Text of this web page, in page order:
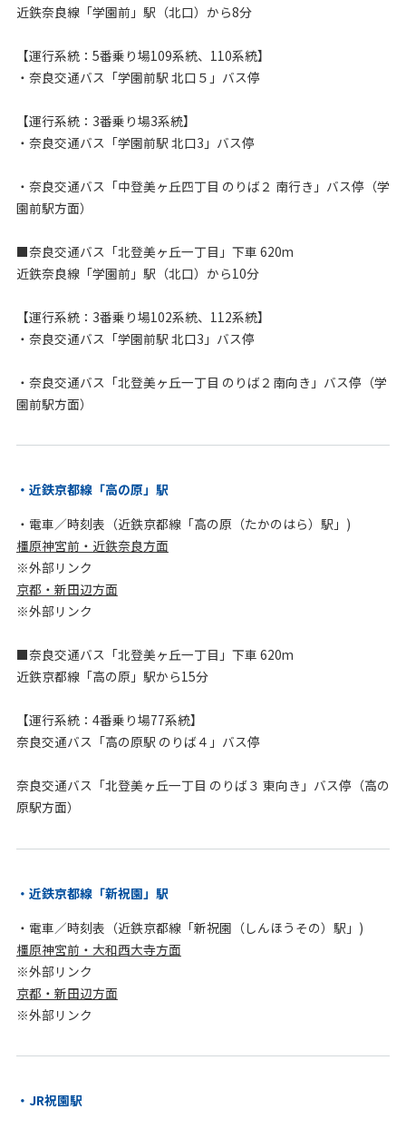
近鉄奈良線「学園前」駅（北口）から8分
【運行系統：5番乗り場109系統、110系統】
・奈良交通バス「学園前駅 北口５」バス停
【運行系統：3番乗り場3系統】
・奈良交通バス「学園前駅 北口3」バス停
・奈良交通バス「中登美ヶ丘四丁目 のりば２ 南行き」バス停（学
園前駅方面）
■奈良交通バス「北登美ヶ丘一丁目」下車 620m
近鉄奈良線「学園前」駅（北口）から10分
【運行系統：3番乗り場102系統、112系統】
・奈良交通バス「学園前駅 北口3」バス停
・奈良交通バス「北登美ヶ丘一丁目 のりば２南向き」バス停（学
園前駅方面）
近鉄京都線「高の原」駅
・電車／時刻表（近鉄京都線「高の原（たかのはら）駅」)
橿原神宮前・近鉄奈良方面
※外部リンク
京都・新田辺方面
※外部リンク
■奈良交通バス「北登美ヶ丘一丁目」下車 620m
近鉄京都線「高の原」駅から15分
【運行系統：4番乗り場77系統】
奈良交通バス「高の原駅 のりば４」バス停
奈良交通バス「北登美ヶ丘一丁目 のりば３ 東向き」バス停（高の
原駅方面）
近鉄京都線「新祝園」駅
・電車／時刻表（近鉄京都線「新祝園（しんほうその）駅」)
橿原神宮前・大和西大寺方面
※外部リンク
京都・新田辺方面
※外部リンク
JR祝園駅